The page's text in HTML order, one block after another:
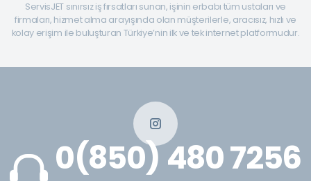
ServisJET sınırsız iş fırsatları sunan, işinin erbabı tüm ustaları ve
firmaları, hizmet alma arayışında olan müşterilerle, aracısız, hızlı ve
kolay erişim ile buluşturan Türkiye’nin ilk ve tek internet platformudur.
0(850) 480 7256